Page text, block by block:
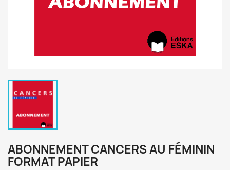
ABONNEMENT CANCERS AU FÉMININ
FORMAT PAPIER